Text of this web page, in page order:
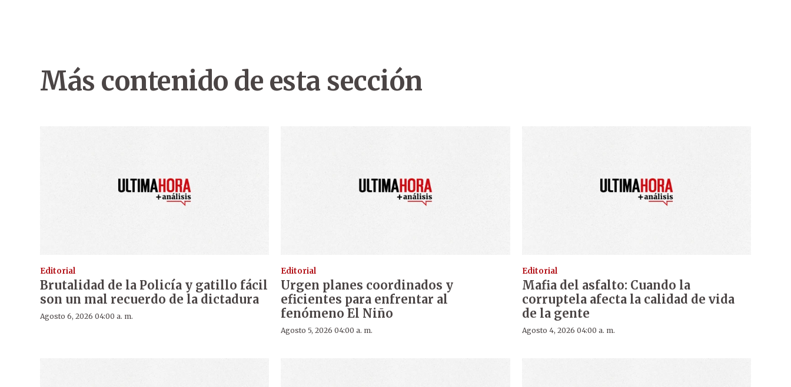
Más contenido de esta sección
Editorial
Brutalidad de la Policía y gatillo fácil
son un mal recuerdo de la dictadura
Agosto 6, 2026 04:00 a. m.
Editorial
Urgen planes coordinados y
eficientes para enfrentar al
fenómeno El Niño
Agosto 5, 2026 04:00 a. m.
Editorial
Mafia del asfalto: Cuando la
corruptela afecta la calidad de vida
de la gente
Agosto 4, 2026 04:00 a. m.